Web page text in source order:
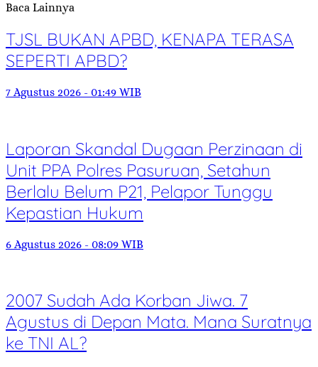
Baca Lainnya
TJSL BUKAN APBD, KENAPA TERASA
SEPERTI APBD?
7 Agustus 2026 - 01:49 WIB
Laporan Skandal Dugaan Perzinaan di
Unit PPA Polres Pasuruan, Setahun
Berlalu Belum P21, Pelapor Tunggu
Kepastian Hukum
6 Agustus 2026 - 08:09 WIB
2007 Sudah Ada Korban Jiwa. 7
Agustus di Depan Mata. Mana Suratnya
ke TNI AL?